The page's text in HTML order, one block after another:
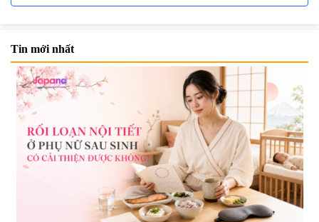
Viên uống bổ não Ribeto Shoji
Ichoha Ekisu Plus - 90 viên
57.920
1.450.000 đ
Viên nang uống cải thiện thị lực,
trí nhớ DHA + EPA + Flaxseed
Oil 30 viên/gói - Date 02/2027
|52.346
225.000 đ
Tin mới nhất